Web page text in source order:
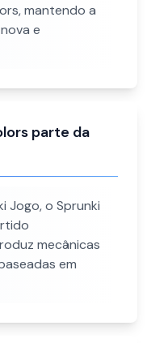
mantendo a
e
parte da
Jogo, o Sprunki
mecânicas
em